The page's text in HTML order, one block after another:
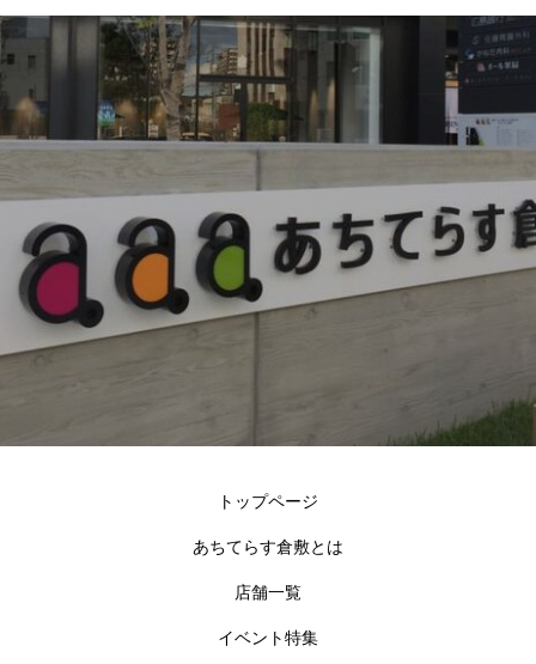
トップページ
あちてらす倉敷とは
店舗一覧
イベント特集